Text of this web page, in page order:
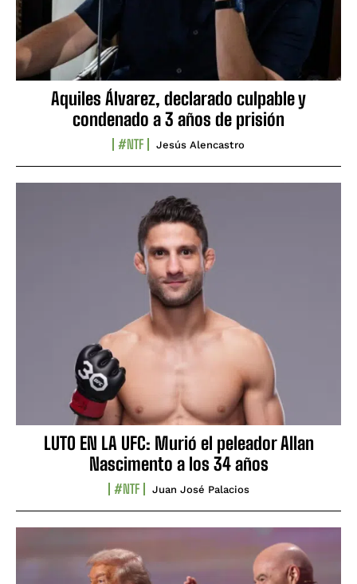
Aquiles Álvarez, declarado culpable y
condenado a 3 años de prisión
#NTF Jesús Alencastro
LUTO EN LA UFC: Murió el peleador Allan
Nascimento a los 34 años
#NTF Juan José Palacios